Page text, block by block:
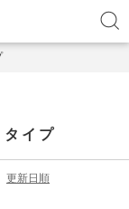
イプ
更新日順